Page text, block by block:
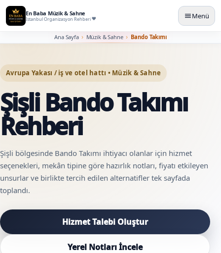
En Baba Müzik & Sahne
İstanbul Organizasyon Rehberi Menü
Ana Sayfa Müzik & Sahne Bando Takımı
Avrupa Yakası / iş ve otel hattı • Müzik & Sahne
Şişli Bando Takımı
Rehberi
Şişli bölgesinde Bando Takımı ihtiyacı olanlar için hizmet
seçenekleri, mekân tipine göre hazırlık notları, fiyatı etkileyen
unsurlar ve birlikte tercih edilen alternatifler tek sayfada
toplandı.
Hizmet Talebi Oluştur
Yerel Notları İncele